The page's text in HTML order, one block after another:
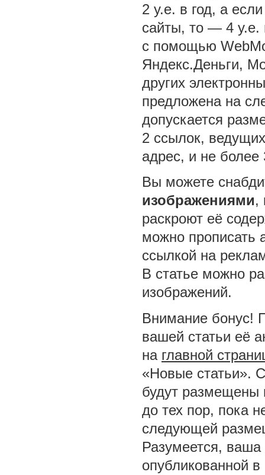
2 у.е. в год, а
сайты, то — 4 у.е.
с помощью
Яндекс.Деньги,
других
предложена на
допускается
2 ссылок,
адрес, и не более
Вы можете
изображениями,
раскроют её
можно прописать
ссылкой на
В статье можно
изображений.
Внимание бонус!
вашей статьи её
на главной
«Новые статьи».
будут размещены
до тех пор, пока
следующей
Разумеется, ваша
опубликованной